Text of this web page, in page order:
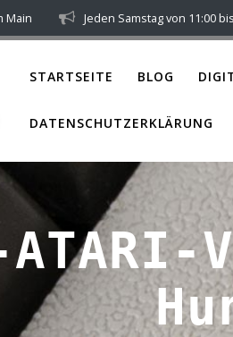
Main Jeden Samstag von 11:00
STARTSEITE BLOG
DATENSCHUTZERKLÄRUNG
ATARI-